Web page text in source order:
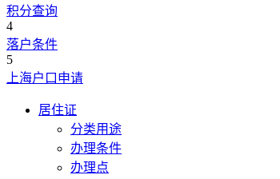
积分查询
4
落户条件
5
上海户口申请
居住证
分类用途
办理条件
办理点